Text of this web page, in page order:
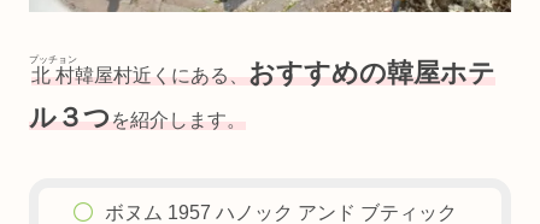
北村
プッチョン
韓屋村近くにある、おすすめの韓屋ホテ
ル３つを紹介します。
ボヌム 1957 ハノック アンド ブティック